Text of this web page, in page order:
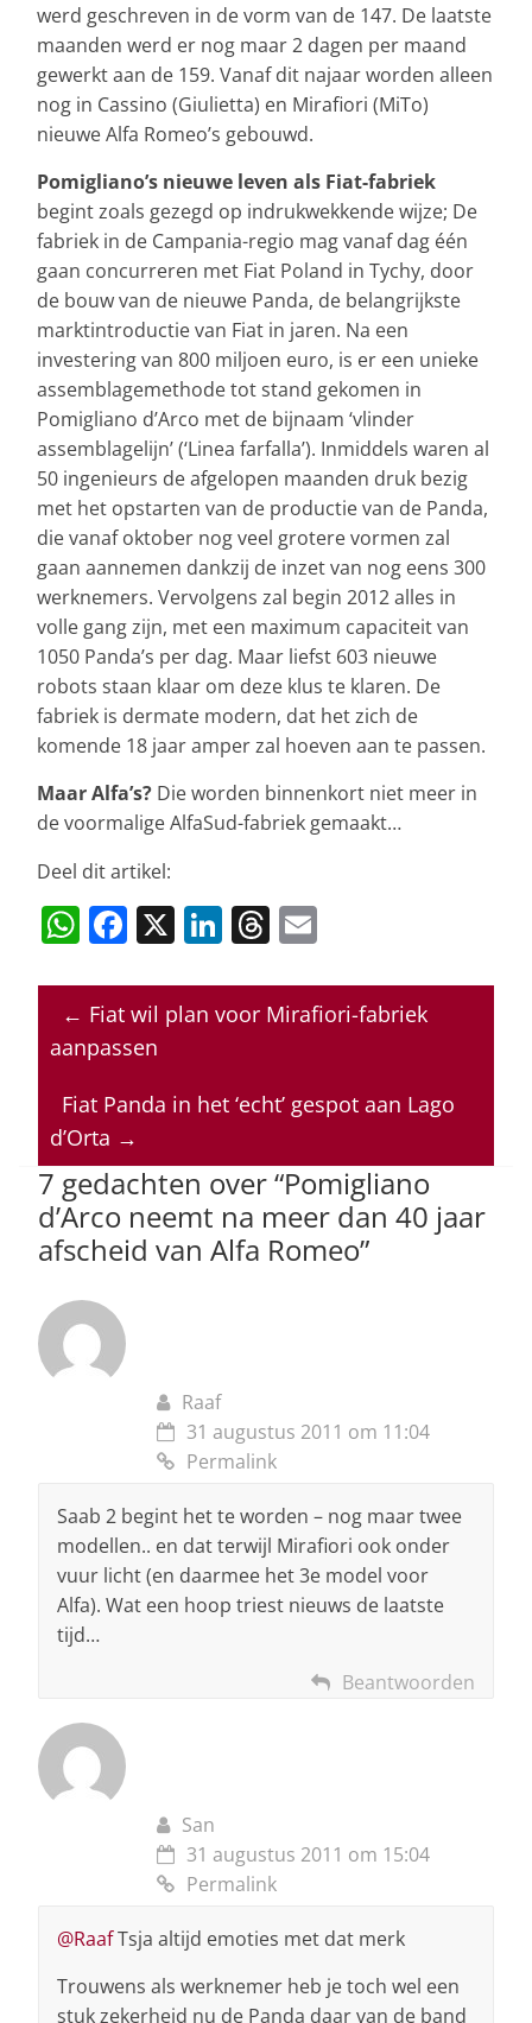
werd geschreven in de vorm van de 147. De laatste
maanden werd er nog maar 2 dagen per maand
gewerkt aan de 159. Vanaf dit najaar worden alleen
nog in Cassino (Giulietta) en Mirafiori (MiTo)
nieuwe Alfa Romeo’s gebouwd.
Pomigliano’s nieuwe leven als Fiat-fabriek
begint zoals gezegd op indrukwekkende wijze; De
fabriek in de Campania-regio mag vanaf dag één
gaan concurreren met Fiat Poland in Tychy, door
de bouw van de nieuwe Panda, de belangrijkste
marktintroductie van Fiat in jaren. Na een
investering van 800 miljoen euro, is er een unieke
assemblagemethode tot stand gekomen in
Pomigliano d’Arco met de bijnaam ‘vlinder
assemblagelijn’ (‘Linea farfalla’). Inmiddels waren al
50 ingenieurs de afgelopen maanden druk bezig
met het opstarten van de productie van de Panda,
die vanaf oktober nog veel grotere vormen zal
gaan aannemen dankzij de inzet van nog eens 300
werknemers. Vervolgens zal begin 2012 alles in
volle gang zijn, met een maximum capaciteit van
1050 Panda’s per dag. Maar liefst 603 nieuwe
robots staan klaar om deze klus te klaren. De
fabriek is dermate modern, dat het zich de
komende 18 jaar amper zal hoeven aan te passen.
Maar Alfa’s? Die worden binnenkort niet meer in
de voormalige AlfaSud-fabriek gemaakt…
Deel dit artikel:
W
at
s
A
p
p
F
c
e
o
o
k
X Li
k
e
n
T
re
a
s
ai
l
← Fiat wil plan voor Mirafiori-fabriek
aanpassen
Fiat Panda in het ‘echt’ gespot aan Lago
d’Orta →
7 gedachten over “Pomigliano
d’Arco neemt na meer dan 40 jaar
afscheid van Alfa Romeo”
Raaf
31 augustus 2011 om 11:04
Permalink
Saab 2 begint het te worden – nog maar twee
modellen.. en dat terwijl Mirafiori ook onder
vuur licht (en daarmee het 3e model voor
Alfa). Wat een hoop triest nieuws de laatste
tijd…
Beantwoorden
San
31 augustus 2011 om 15:04
Permalink
@RaafTsja altijd emoties met dat merk
Trouwens als werknemer heb je toch wel een
stuk zekerheid nu de Panda daar van de band